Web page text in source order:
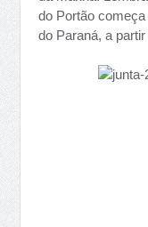
do Portão
do Paraná, a